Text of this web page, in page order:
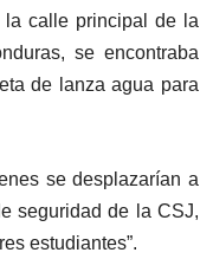
la calle principal de la
se encontraba
de lanza agua para
se desplazarían a
seguridad de la CSJ,
estudiantes”.